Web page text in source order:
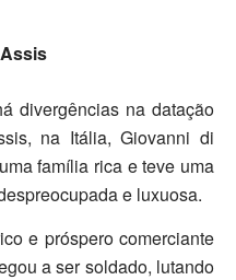
divergências na datação
na Itália,Giovanni di
família rica e teve uma
e luxuosa.
e próspero comerciante
a sersoldado, lutando